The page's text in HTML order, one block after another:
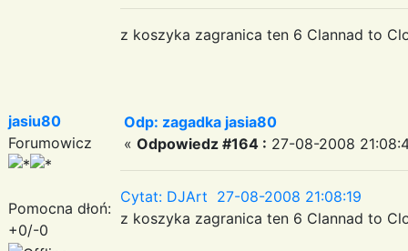
z koszyka zagranica ten 6 Clannad to
jasiu80
Forumowicz
Pomocna dłoń:
+0/-0
Odp: zagadka jasia80
« Odpowiedz #164 : 27-08-2008
Cytat: DJArt 27-08-2008 21:08:19
z koszyka zagranica ten 6 Clannad to